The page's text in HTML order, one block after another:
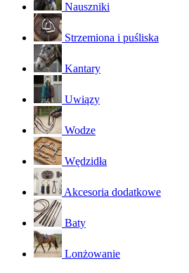
Nauszniki
Strzemiona i puśliska
Kantary
Uwiązy
Wodze
Wędzidła
Akcesoria dodatkowe
Baty
Lonżowanie